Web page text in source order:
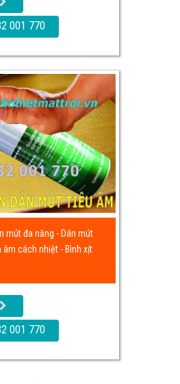
001 770
mút đa năng - Dán mút
cách nhiệt - Bình xịt
001 770